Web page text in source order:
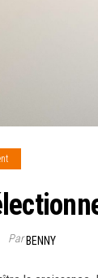
ParBENNY